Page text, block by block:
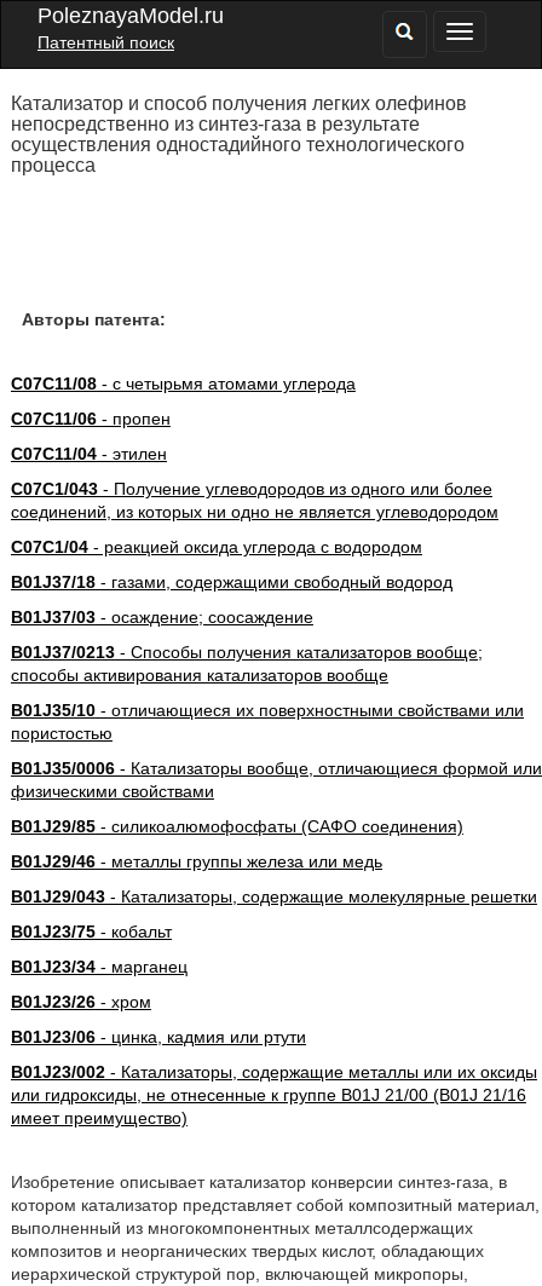
PoleznayaModel.ru
Патентный поиск
Катализатор и способ получения легких олефинов
непосредственно из синтез-газа в результате
осуществления одностадийного технологического
процесса
Авторы патента:
C07C11/08- с четырьмя атомами углерода
C07C11/06- пропен
C07C11/04- этилен
C07C1/043- Получение углеводородов из одного или более
соединений, из которых ни одно не является углеводородом
C07C1/04- реакцией оксида углерода с водородом
B01J37/18- газами, содержащими свободный водород
B01J37/03- осаждение; соосаждение
B01J37/0213- Способы получения катализаторов вообще;
способы активирования катализаторов вообще
B01J35/10- отличающиеся их поверхностными свойствами или
пористостью
B01J35/0006- Катализаторы вообще, отличающиеся формой или
физическими свойствами
B01J29/85- силикоалюмофосфаты (САФО соединения)
B01J29/46- металлы группы железа или медь
B01J29/043- Катализаторы, содержащие молекулярные решетки
B01J23/75- кобальт
B01J23/34- марганец
B01J23/26- хром
B01J23/06- цинка, кадмия или ртути
B01J23/002- Катализаторы, содержащие металлы или их оксиды
или гидроксиды, не отнесенные к группе B01J 21/00 (B01J 21/16
имеет преимущество)
Изобретение описывает катализатор конверсии синтез-газа, в
котором катализатор представляет собой композитный материал,
выполненный из многокомпонентных металлсодержащих
композитов и неорганических твердых кислот, обладающих
иерархической структурой пор, включающей микропоры,